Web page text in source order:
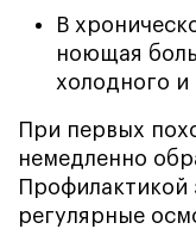
В
ноющая
холодного и
При первых
немедленно
Профилактикой
регулярные